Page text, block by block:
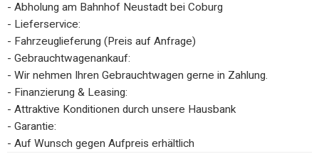
- Abholung am Bahnhof Neustadt bei Coburg
- Lieferservice:
- Fahrzeuglieferung (Preis auf Anfrage)
- Gebrauchtwagenankauf:
- Wir nehmen Ihren Gebrauchtwagen gerne in Zahlung.
- Finanzierung & Leasing:
- Attraktive Konditionen durch unsere Hausbank
- Garantie:
- Auf Wunsch gegen Aufpreis erhältlich